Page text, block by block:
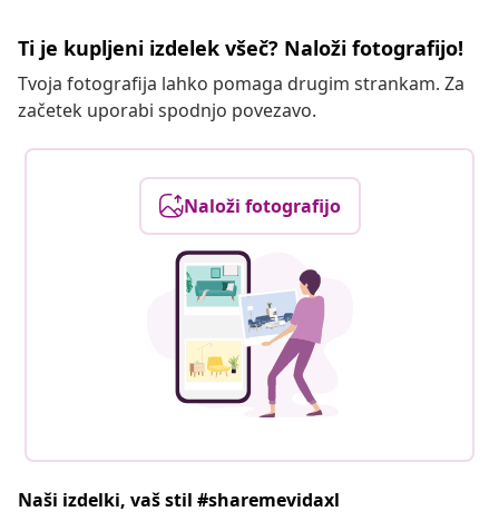
Ti je kupljeni izdelek všeč? Naloži fotografijo!
Tvoja fotografija lahko pomaga drugim strankam. Za
začetek uporabi spodnjo povezavo.
Naloži fotografijo
Naši izdelki, vaš stil #sharemevidaxl